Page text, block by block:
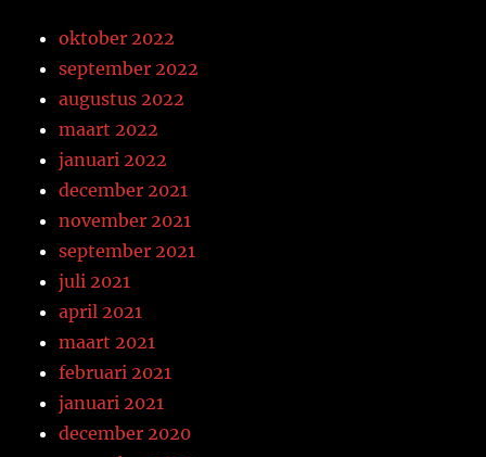
oktober 2022
september 2022
augustus 2022
maart 2022
januari 2022
december 2021
november 2021
september 2021
juli 2021
april 2021
maart 2021
februari 2021
januari 2021
december 2020